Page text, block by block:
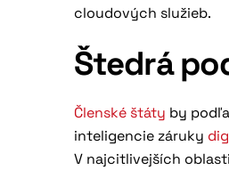
cloudových služieb.
Štedrá
Členské štáty by
inteligencie záruky
V najcitlivejších